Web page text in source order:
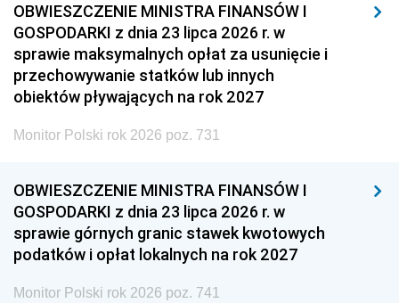
OBWIESZCZENIE MINISTRA FINANSÓW I
GOSPODARKI z dnia 23 lipca 2026 r. w
sprawie maksymalnych opłat za usunięcie i
przechowywanie statków lub innych
obiektów pływających na rok 2027
Monitor Polski rok 2026 poz. 731
OBWIESZCZENIE MINISTRA FINANSÓW I
GOSPODARKI z dnia 23 lipca 2026 r. w
sprawie górnych granic stawek kwotowych
podatków i opłat lokalnych na rok 2027
Monitor Polski rok 2026 poz. 741